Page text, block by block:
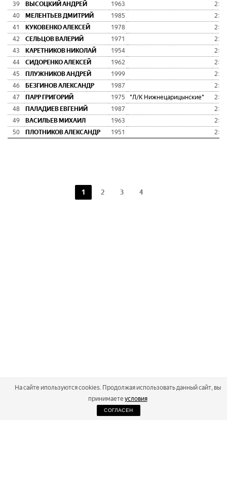
39
ВЫСОЦКИЙ АНДРЕЙ 1963
40
МЕЛЕНТЬЕВ ДМИТРИЙ 1985
41
КУКОВЕНКО АЛЕКСЕЙ 1978
42
СЕЛЬЦОВ ВАЛЕРИЙ 1971
43
КАРЕТНИКОВ НИКОЛАЙ 1954
44
СИДОРЕНКО АЛЕКСЕЙ 1962
45
ПЛУЖНИКОВ АНДРЕЙ 1999
46
БЕЗГИНОВ АЛЕКСАНДР 1987
47
ПАРР ГРИГОРИЙ 1975 "Л/К Нижнецарицынские"
48
ПАЛАДИЕВ ЕВГЕНИЙ 1987
49
ВАСИЛЬЕВ МИХАИЛ 1963
50
ПЛОТНИКОВ АЛЕКСАНДР 1951
1 2 3 4
2026
На сайте ипользуются cookies. Продолжая использовать данный сайт, вы
принимаете условия
СОГЛАСЕН